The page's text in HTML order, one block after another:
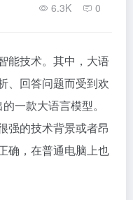
6.3K 0
能技术。其中，大语
、回答问题而受到欢
一款大语言模型。
强的技术背景或者昂
确，在普通电脑上也